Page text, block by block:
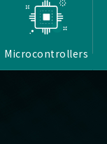
Microcontrollers